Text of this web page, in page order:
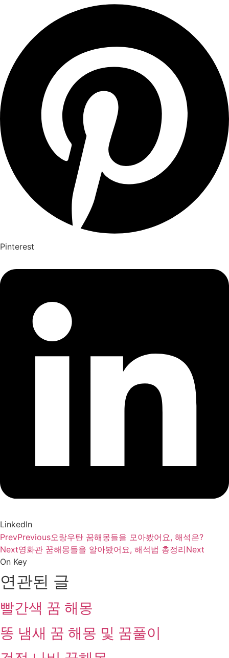
Pinterest
LinkedIn
PrevPrevious오랑우탄 꿈해몽들을 모아봤어요, 해석은?
Next영화관 꿈해몽들을 알아봤어요, 해석법 총정리Next
On Key
연관된 글
빨간색 꿈 해몽
똥 냄새 꿈 해몽 및 꿈풀이